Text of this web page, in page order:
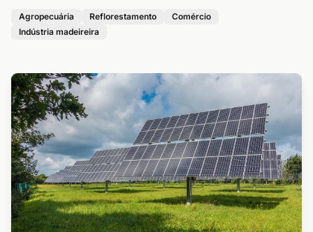
Agropecuária Reflorestamento
Comércio
Indústria madeireira